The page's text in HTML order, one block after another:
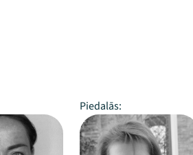
Piedalās: